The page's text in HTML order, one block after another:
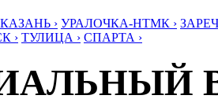
› УРАЛОЧКА-НТМК ›
› ТУЛИЦА › СПАРТА ›